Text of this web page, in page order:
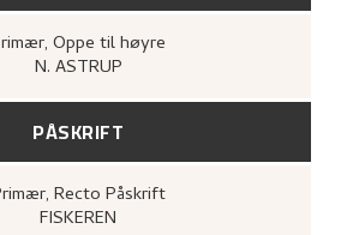
Primær, Oppe til høyre
N. ASTRUP
PÅSKRIFT
Primær, Recto Påskrift
FISKEREN